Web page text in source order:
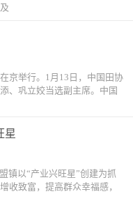
京举行。1月13日，中国田协
、巩立姣当选副主席。中国
星
镇以“产业兴旺星”创建为抓
收致富，提高群众幸福感，